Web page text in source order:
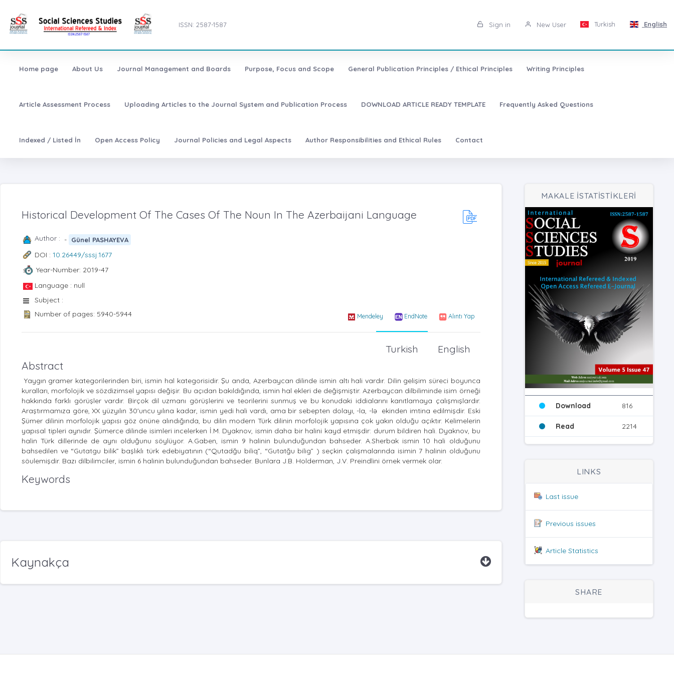
ISSN: 2587-1587 Sign in New User Turkish English
Home page About Us Journal Management and Boards Purpose, Focus and Scope General Publication Principles / Ethical Principles Writing Principles
Article Assessment Process Uploading Articles to the Journal System and Publication Process DOWNLOAD ARTICLE READY TEMPLATE Frequently Asked Questions
Indexed / Listed İn Open Access Policy Journal Policies and Legal Aspects Author Responsibilities and Ethical Rules Contact
Historical Development Of The Cases Of The Noun In The Azerbaijani Language
Author : - Günel PASHAYEVA
DOI : 10.26449/sssj.1677
Year-Number: 2019-47
Language : null
Subject :
Number of pages: 5940-5944
Mendeley EndNote Alıntı Yap
English
Turkish
Abstract
Yaygın gramer kategorilerinden biri, ismin hal kategorisidir. Şu anda, Azerbaycan dilinde ismin altı hali vardır. Dilin gelişim süreci boyunca
kuralları, morfolojik ve sözdizimsel yapısı değişir. Bu açıdan bakıldığında, ismin hal ekleri de değişmiştir. Azerbaycan dilbiliminde isim örneği
hakkında farklı görüşler vardır. Birçok dil uzmanı görüşlerini ve teorilerini sunmuş ve bu konudaki iddialarını kanıtlamaya çalışmışlardır.
Araştırmamıza göre, XX yüzyılın 30'uncu yılına kadar, ismin yedi hali vardı, ama bir sebepten dolayı, -la, -lə ekinden imtina edilmişdir. Eski
Şümer dilinin morfolojik yapısı göz önüne alındığında, bu dilin modern Türk dilinin morfolojik yapısına çok yakın olduğu açıktır. Kelimelerin
yapısal tipleri aynıdır. Şümerce dilinde isimleri incelerken İ.M. Dyaknov, ismin daha bir halini kayd etmişdir: durum bildiren hali. Dyaknov, bu
halin Türk dillerinde de aynı olduğunu söylüyor. A.Gaben, ismin 9 halinin bulunduğundan bahseder. A.Sherbak ismin 10 hali olduğunu
bahsedilen ve “Gutatgu bilik” başlıklı türk edebiyatının (“Qutadğu biliq”, “Gutatğu bilig” ) seçkin çalışmalarında isimin 7 halinin olduğunu
söulemişdir. Bazı dilbilimciler, ismin 6 halinin bulunduğundan bahseder. Bunlara J.B. Holderman, J.V. Preindlini örnek vermek olar.
Keywords
Kaynakça
MAKALE İSTATİSTİKLERİ
Download 816
Read 2214
LINKS
Last issue
Previous issues
Article Statistics
SHARE